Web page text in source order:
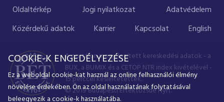
Oldaltérkép Jogi nyilatkozat
Adatvédelem
Közérdekű adatok
Karrier Kapcsolat English
A portálon megjelenített kereskedési adatok - a
BUX, a BUMIX és a CETOP NTR index kivételével -
15 perccel késleltetettek.
© 2019 Budapesti Értéktőzsde Nyrt.
COOKIE-K ENGEDÉLYEZÉSE
Ez a weboldal cookie-kat használ az online felhasználói élmény
növelése érdekében. Ön az oldal használatának folytatásával
beleegyezik a cookie-k használatába.